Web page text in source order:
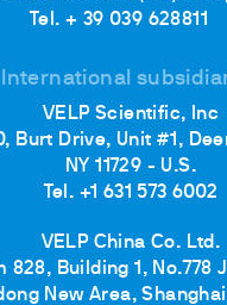
Tel. + 39 039 628811
International
VELP Scientific, Inc
Burt Drive, Unit #1,
NY 11729 - U.S.
Tel. +1 631 573 6002
VELP China Co. Ltd.
828, Building 1, No.778
New Area,